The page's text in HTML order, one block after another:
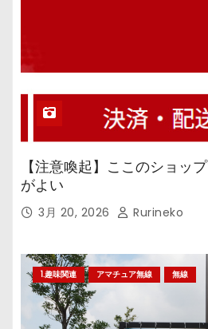
【注意喚起】ここのショッ
がよい
3月 20, 2026 Rurineko
1.趣味関連 アマチュア無線 無線